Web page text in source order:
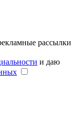
рассылки
и даю